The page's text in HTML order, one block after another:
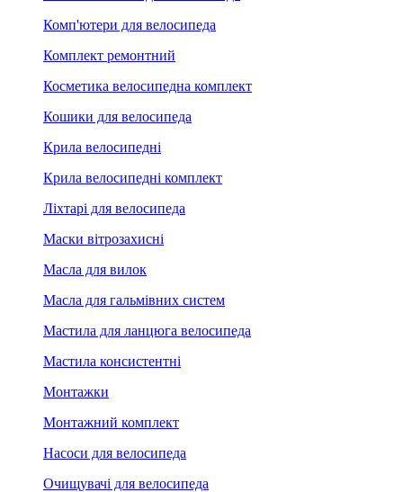
Комп'ютери для велосипеда
Комплект ремонтний
Косметика велосипедна комплект
Кошики для велосипеда
Крила велосипедні
Крила велосипедні комплект
Ліхтарі для велосипеда
Маски вітрозахисні
Масла для вилок
Масла для гальмівних систем
Мастила для ланцюга велосипеда
Мастила консистентні
Монтажки
Монтажний комплект
Насоси для велосипеда
Очищувачі для велосипеда